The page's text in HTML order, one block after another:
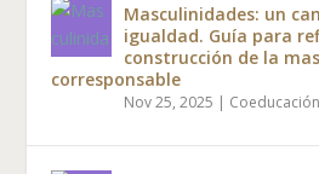
Masculinidades: un
igualdad. Guía para
construcción de la
corresponsable
Nov 25, 2025 | Coeducación